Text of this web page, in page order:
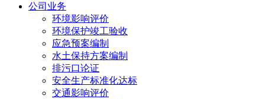
公司业务
环境影响评价
环境保护竣工验收
应急预案编制
水土保持方案编制
排污口论证
安全生产标准化达标
交通影响评价